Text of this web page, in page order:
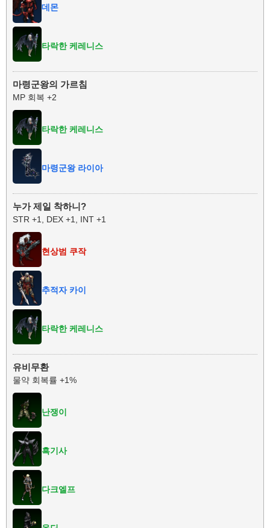
데몬
타락한 케레니스
마령군왕의 가르침
MP 회복 +2
타락한 케레니스
마령군왕 라이아
누가 제일 착하니?
STR +1, DEX +1, INT +1
현상범 쿠작
추적자 카이
타락한 케레니스
유비무환
물약 회복률 +1%
난쟁이
흑기사
다크엘프